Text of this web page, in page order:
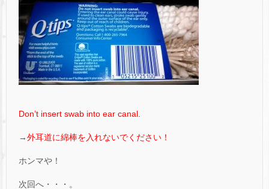
Don’t insert swab into ear canal.
→外耳道に綿棒を入れないでください！
ホンマや！
次回へ・・・。